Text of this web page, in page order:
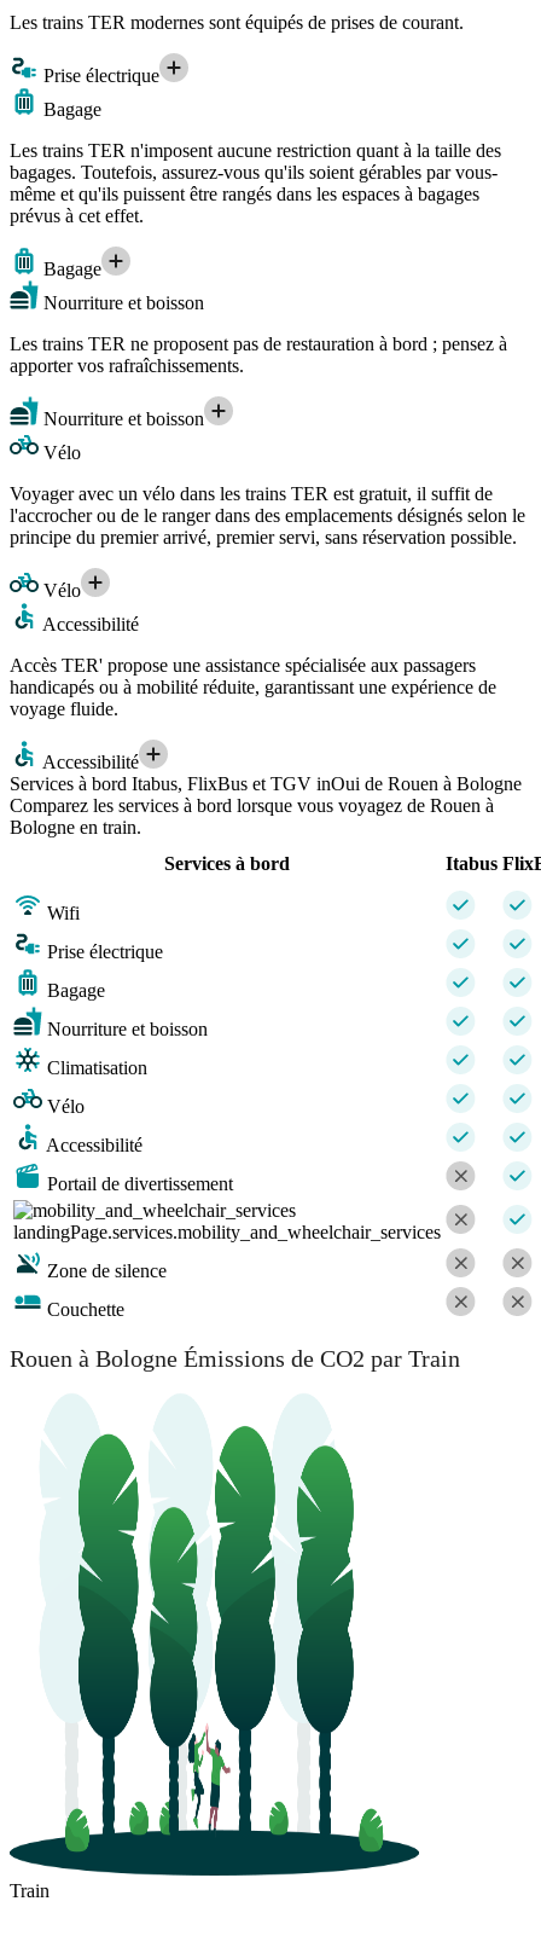
Les trains TER modernes sont équipés de prises de courant.
Prise électrique
Bagage
Les trains TER n'imposent aucune restriction quant à la taille des
bagages. Toutefois, assurez-vous qu'ils soient gérables par vous-
même et qu'ils puissent être rangés dans les espaces à bagages
prévus à cet effet.
Bagage
Nourriture et boisson
Les trains TER ne proposent pas de restauration à bord ; pensez à
apporter vos rafraîchissements.
Nourriture et boisson
Vélo
Voyager avec un vélo dans les trains TER est gratuit, il suffit de
l'accrocher ou de le ranger dans des emplacements désignés selon le
principe du premier arrivé, premier servi, sans réservation possible.
Vélo
Accessibilité
Accès TER' propose une assistance spécialisée aux passagers
handicapés ou à mobilité réduite, garantissant une expérience de
voyage fluide.
Accessibilité
Services à bord Itabus, FlixBus et TGV inOui de Rouen à Bologne
Comparez les services à bord lorsque vous voyagez de Rouen à
Bologne en train.
Services à bord
Itabus
Wifi
Prise électrique
Bagage
Nourriture et boisson
Climatisation
Vélo
Accessibilité
Portail de divertissement
landingPage.services.mobility_and_wheelchair_services
Zone de silence
Couchette
Rouen à Bologne Émissions de CO2 par Train
Train